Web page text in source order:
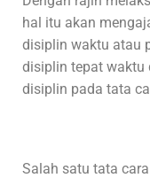
hal itu akan
disiplin waktu atau
disiplin tepat waktu
disiplin pada tata
Salah satu tata